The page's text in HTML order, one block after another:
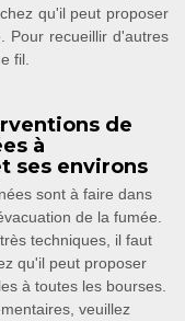
qu'il peut proposer
Pour recueillir d'autres
fil.
de
à
ses environs
sont à faire dans
de la fumée.
techniques, il faut
qu'il peut proposer
à toutes les bourses.
veuillez